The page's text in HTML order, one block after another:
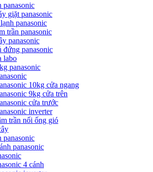
panasonic
giặt panasonic
panasonic
trần panasonic
panasonic
đứng panasonic
labo
panasonic
10kg cửa ngang
9kg cửa trên
cửa trước
inverter
trần nối ống gió
panasonic
panasonic
4 cánh